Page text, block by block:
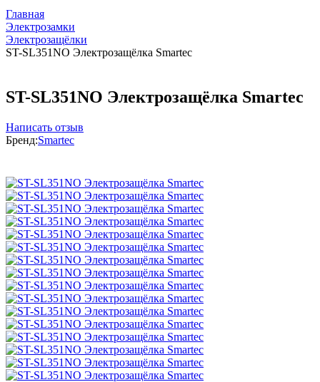
Главная
Электрозамки
Электрозащёлки
ST-SL351NO Электрозащёлка Smartec
ST-SL351NO Электрозащёлка Smartec
Написать отзыв
Бренд:Smartec